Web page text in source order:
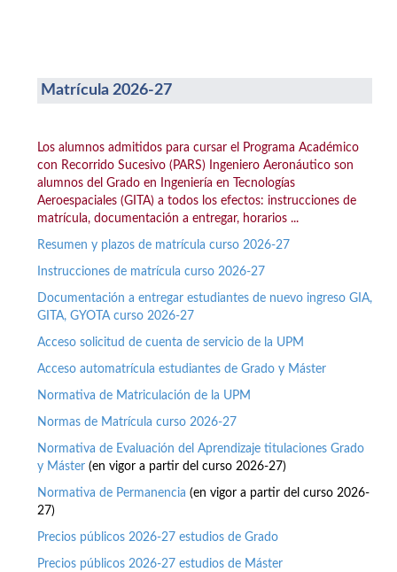
Matrícula 2026-27
Los alumnos admitidos para cursar el Programa Académico
con Recorrido Sucesivo (PARS) Ingeniero Aeronáutico son
alumnos del Grado en Ingeniería en Tecnologías
Aeroespaciales (GITA) a todos los efectos: instrucciones de
matrícula, documentación a entregar, horarios ...
Resumen y plazos de matrícula curso 2026-27
Instrucciones de matrícula curso 2026-27
Documentación a entregar estudiantes de nuevo ingreso GIA,
GITA, GYOTA curso 2026-27
Acceso solicitud de cuenta de servicio de la UPM
Acceso automatrícula estudiantes de Grado y Máster
Normativa de Matriculación de la UPM
Normas de Matrícula curso 2026-27
Normativa de Evaluación del Aprendizaje titulaciones Grado
y Máster (en vigor a partir del curso 2026-27)
Normativa de Permanencia (en vigor a partir del curso 2026-
27)
Precios públicos 2026-27 estudios de Grado
Precios públicos 2026-27 estudios de Máster